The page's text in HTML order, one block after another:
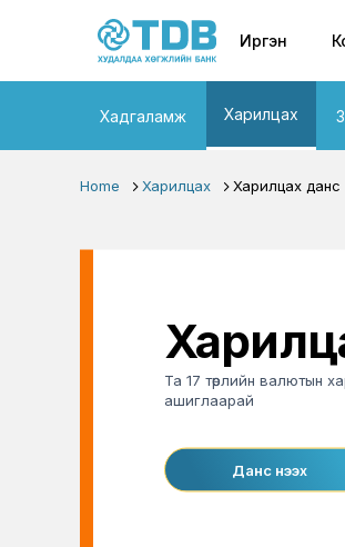
Иргэн
Хадгаламж Харилцах
Home Харилцах Харилцах данс
Та 17 төрлийн валютын
ашиглаарай
Данс нээх